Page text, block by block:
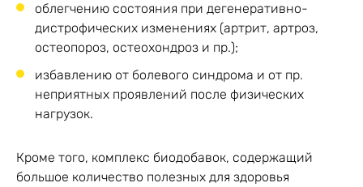
облегчению состояния при дегенеративно-
дистрофических изменениях (артрит, артроз,
остеопороз, остеохондроз и пр.);
избавлению от болевого синдрома и от пр.
неприятных проявлений после физических
нагрузок.
Кроме того, комплекс биодобавок, содержащий
большое количество полезных для здоровья